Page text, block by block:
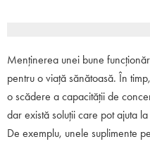
Menținerea unei bune
pentru o viață sănătoasă. În
o scădere a capacității de
dar există soluții care pot ajuta
De exemplu, unele suplimente